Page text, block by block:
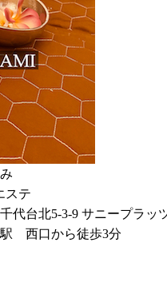
ステ
代台北5-3-9 サニープラッ
西口から徒歩3分